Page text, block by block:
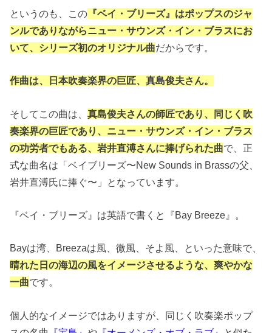
というのも、この 『ベイ・ブリーズ』はポップスのジャ
ンルでありながらニュー・サウンズ・イン・ブラスにお
いて、シリーズ初のオリジナル曲だからです。
作曲は、日本吹奏楽界の巨匠、真島俊夫さん。
そしてこの曲は、真島俊夫さんの師匠であり、同じく吹
奏楽界の巨匠であり、ニュー・サウンズ・イン・ブラス
の功労者でもある、岩井直溥さんに捧げられた曲で、正
式な曲名は「ベイブリーズ〜New Sounds in Brassの父、
岩井直溥氏に捧ぐ〜」となっています。
『ベイ・ブリーズ』は英語で書くと『Bay Breeze』。
Bayは湾、Breezaは風、微風、そよ風、といった意味で、
晴れた日の海辺の風をイメージさせるような、爽やかな
一曲です。
個人的なイメージではありますが、同じく吹奏楽ポップ